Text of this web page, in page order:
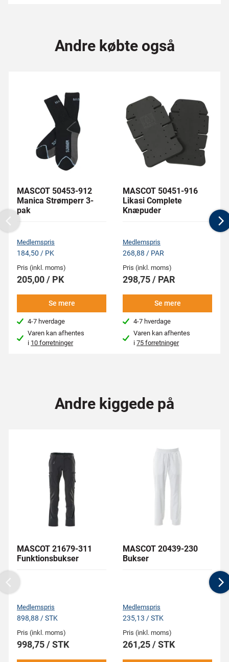
Andre købte også
MASCOT 50453-912
Manica Strømperr 3-
pak
Medlemspris
184,50 / PK
Pris (inkl. moms)
205,00 / PK
Se mere
4-7 hverdage
Varen kan afhentes
i 10 forretninger
MASCOT 50451-916
Likasi Complete
Knæpuder
Medlemspris
268,88 / PAR
Pris (inkl. moms)
298,75 / PAR
Se mere
4-7 hverdage
Varen kan afhentes
i75 forretninger
Previous
Andre kiggede på
MASCOT 21679-311
Funktionsbukser
Medlemspris
898,88 / STK
Pris (inkl. moms)
998,75 / STK
MASCOT 20439-230
Bukser
Medlemspris
235,13 / STK
Pris (inkl. moms)
261,25 / STK
Previous